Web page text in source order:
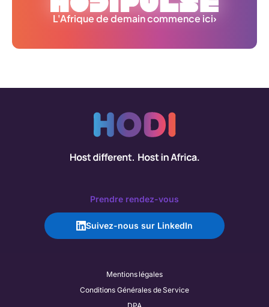
L'Afrique de demain commence ici›
Prendre rendez-vous
Suivez-nous sur LinkedIn
Mentions légales
Conditions Générales de Service